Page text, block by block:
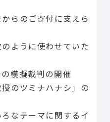
らのご寄付に支えら
ように使わせていた
模擬裁判の開催
のツミナハナシ」の
なテーマに関するイ